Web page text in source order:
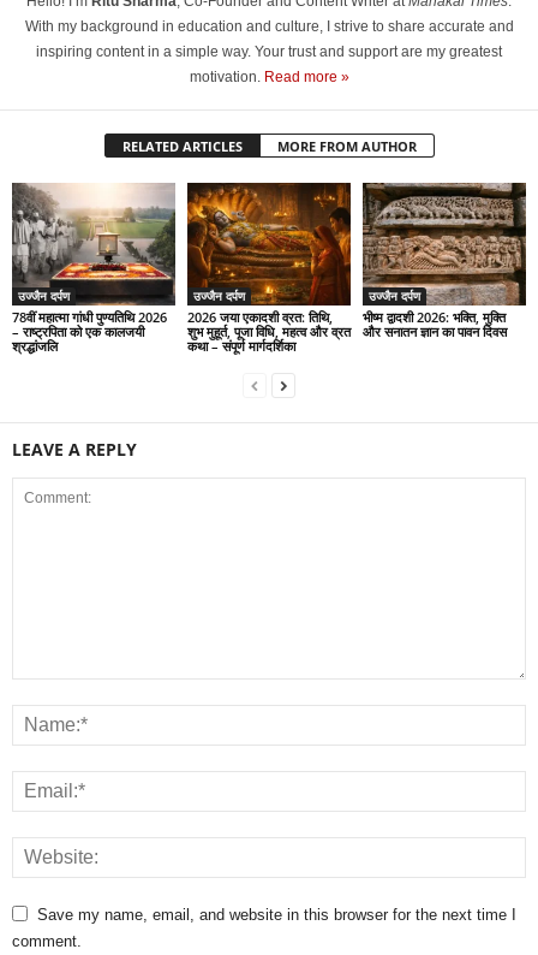
With my background in education and culture, I strive to share accurate and
inspiring content in a simple way. Your trust and support are my greatest
motivation. Read more »
RELATED ARTICLES MORE FROM AUTHOR
उज्जैन दर्पण
78वीं महात्मा गांधी पुण्यतिथि 2026
– राष्ट्रपिता को एक कालजयी
श्रद्धांजलि
उज्जैन दर्पण
2026 जया एकादशी व्रत: तिथि,
शुभ मुहूर्त, पूजा विधि, महत्व और व्रत
कथा – संपूर्ण मार्गदर्शिका
उज्जैन दर्पण
भीष्म द्वादशी 2026: भक्ति, मुक्ति
और सनातन ज्ञान का पावन दिवस
LEAVE A REPLY
Save my name, email, and website in this browser for the next time I
comment.